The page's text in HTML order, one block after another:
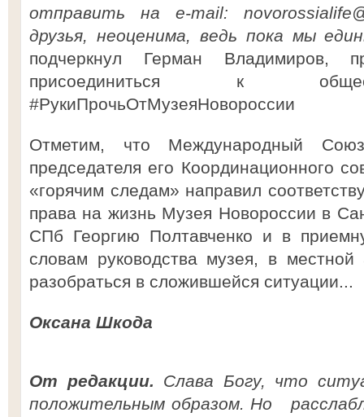
отправить на e-mail:
друзья, неоценима, ведь пока мы
подчеркнул Герман Владимиров,
присоединиться к
#РукиПрочьОтМузеяНовороссии
Отметим, что Международный
председателя его Координационного
«горячим следам» направил
права на жизнь Музея Новороссии в
СПб Георгию Полтавченко и в
словам руководства музея, в
разобраться в сложившейся ситуации...
Оксана Шкода
От редакции. Слава Богу, что
положительным образом. Но